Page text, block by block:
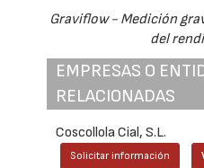
Graviflow - Medición
del
EMPRESAS O
RELACIONADAS
Coscollola Cial, S.L.
Solicitar información